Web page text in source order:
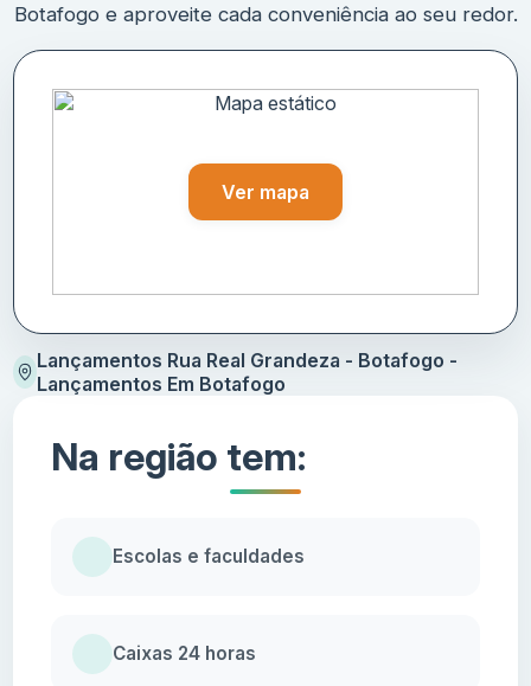
Botafogo e aproveite cada conveniência ao seu redor.
Ver mapa
Lançamentos Rua Real Grandeza - Botafogo -
Lançamentos Em Botafogo
Na região tem:
Escolas e faculdades
Caixas 24 horas